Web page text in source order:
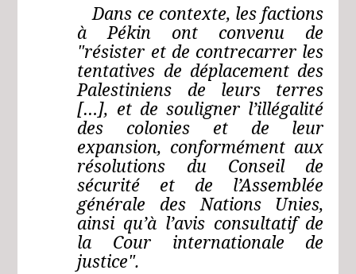
Dans ce contexte, les factions
à Pékin ont convenu de
"résister et de contrecarrer les
tentatives de déplacement des
Palestiniens de leurs terres
[…], et de souligner l’illégalité
des colonies et de leur
expansion, conformément aux
résolutions du Conseil de
sécurité et de l’Assemblée
générale des Nations Unies,
ainsi qu’à l’avis consultatif de
la Cour internationale de
justice".